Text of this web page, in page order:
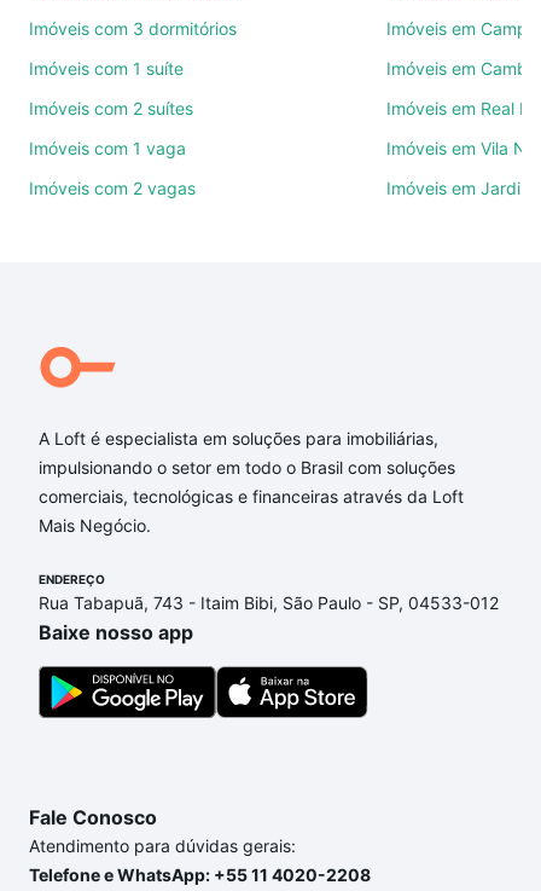
ruas, bairros e até condomínios favoritos. Você
também pode usar os filtros como quantidade de
quartos, suítes, com ou sem vaga de garagem para
comodidades, como piscina, academia, salão de
Jardim Melina I, Campinas, SP?
Imóveis com 4 quartos à venda em Jardim Melina I,
Campinas, SP que custam a partir de R$ 0 e com
nossas opções de financiamento imobiliário as
parcelas podem se adequar ao seu orçamento. Se
processo de compra, veja em nosso portal
custa comprar um apartamento e conte com a
gente para comprar o imóvel dos seus sonhos com
segurança e conforto. Loft, com você até as
chaves.
Imóveis com 3 dormitórios
Imóveis com 1 suíte
Imóveis com 2 suítes
Imóveis com 1 vaga
Imóveis com 2 vagas
Imóveis em
Imóveis em Cambuí
Imóveis em Real
Imóveis em Vila
Imóveis em Jardim
A Loft é especialista em soluções para imobiliárias,
impulsionando o setor em todo o Brasil com soluções
comerciais, tecnológicas e financeiras através da Loft
Mais Negócio.
ENDEREÇO
Rua Tabapuã, 743 - Itaim Bibi, São Paulo - SP, 04533-012
Baixe nosso app
Fale Conosco
Atendimento para dúvidas gerais:
Telefone e WhatsApp: +55 11 4020-2208